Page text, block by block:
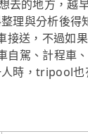
的地方，越
理與分析後
送，不過如
駕、計程車
時，tripool